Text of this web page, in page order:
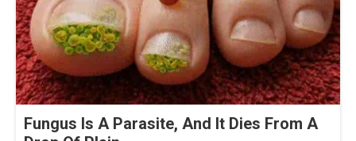
Fungus Is A Parasite, And It Dies From A